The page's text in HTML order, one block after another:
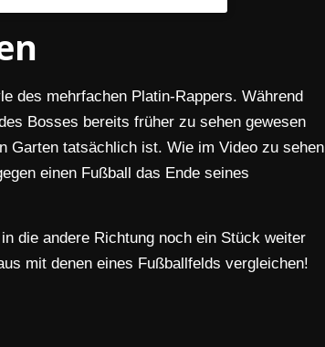
des mehrfachen Platin-Rappers. Während
Bosses bereits früher zu sehen gewesen
Garten tatsächlich ist. Wie im Video zu sehen
einen Fußball das Ende seines
die andere Richtung noch ein Stück weiter
mit denen eines Fußballfelds vergleichen!